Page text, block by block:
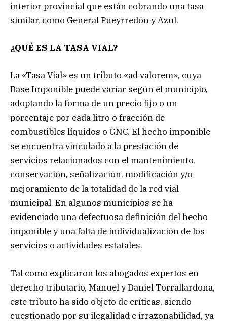
interior provincial que están cobrando una tasa
similar, como General Pueyrredón y Azul.
¿QUÉ ES LA TASA VIAL?
La «Tasa Vial» es un tributo «ad valorem», cuya
Base Imponible puede variar según el municipio,
adoptando la forma de un precio fijo o un
porcentaje por cada litro o fracción de
combustibles líquidos o GNC. El hecho imponible
se encuentra vinculado a la prestación de
servicios relacionados con el mantenimiento,
conservación, señalización, modificación y/o
mejoramiento de la totalidad de la red vial
municipal. En algunos municipios se ha
evidenciado una defectuosa definición del hecho
imponible y una falta de individualización de los
servicios o actividades estatales.
Tal como explicaron los abogados expertos en
derecho tributario, Manuel y Daniel Torrallardona,
este tributo ha sido objeto de críticas, siendo
cuestionado por su ilegalidad e irrazonabilidad, ya